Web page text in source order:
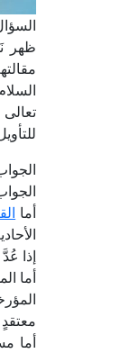
ظهر
أما
إذا
أما
أما